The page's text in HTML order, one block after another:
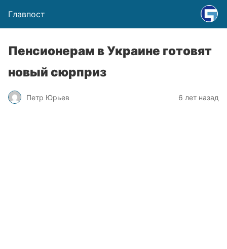
Главпост
Пенсионерам в Украине готовят
новый сюрприз
Петр Юрьев 6 лет назад